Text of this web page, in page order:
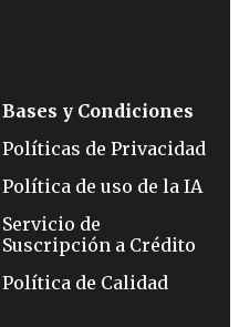
Bases y Condiciones
Políticas de Privacidad
Política de uso de la IA
Servicio de
Suscripción a Crédito
Política de Calidad